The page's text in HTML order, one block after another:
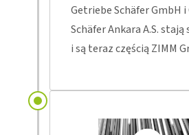
Getriebe Schäfer GmbH
Schäfer Ankara A.S.
i są teraz częścią ZIMM